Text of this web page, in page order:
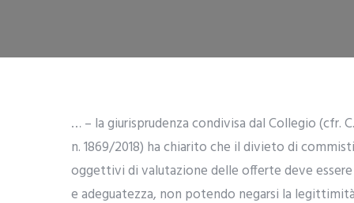
… – la giurisprudenza condivisa dal Collegio (cfr.
n. 1869/2018) ha chiarito che il divieto di
oggettivi di valutazione delle offerte deve
e adeguatezza, non potendo negarsi la